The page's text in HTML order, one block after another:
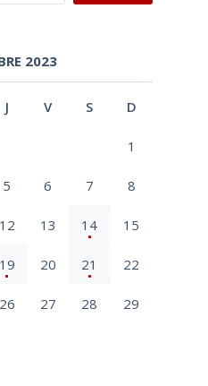
2023
J V S D
1
5 6 7 8
12 13 14 15
19 20 21 22
26 27 28 29